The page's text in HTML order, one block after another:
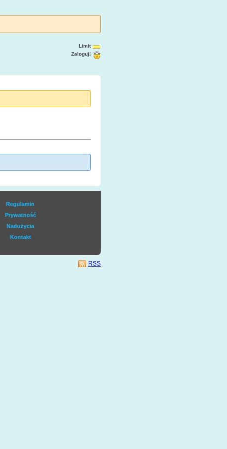
Limit
Zaloguj!
Regulamin
Prywatność
Nadużycia
Kontakt
RSS